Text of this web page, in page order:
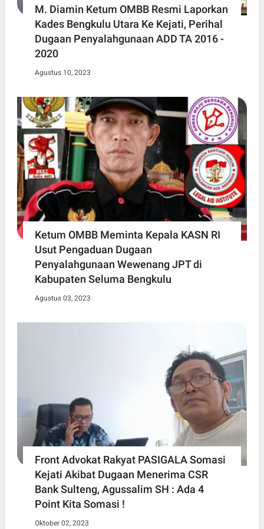
M. Diamin Ketum OMBB Resmi Laporkan
Kades Bengkulu Utara Ke Kejati, Perihal
Dugaan Penyalahgunaan ADD TA 2016 -
2020
Agustus 10, 2023
Ketum OMBB Meminta Kepala KASN RI
Usut Pengaduan Dugaan
Penyalahgunaan Wewenang JPT di
Kabupaten Seluma Bengkulu
Agustus 03, 2023
Front Advokat Rakyat PASIGALA Somasi
Kejati Akibat Dugaan Menerima CSR
Bank Sulteng, Agussalim SH : Ada 4
Point Kita Somasi !
Oktober 02, 2023